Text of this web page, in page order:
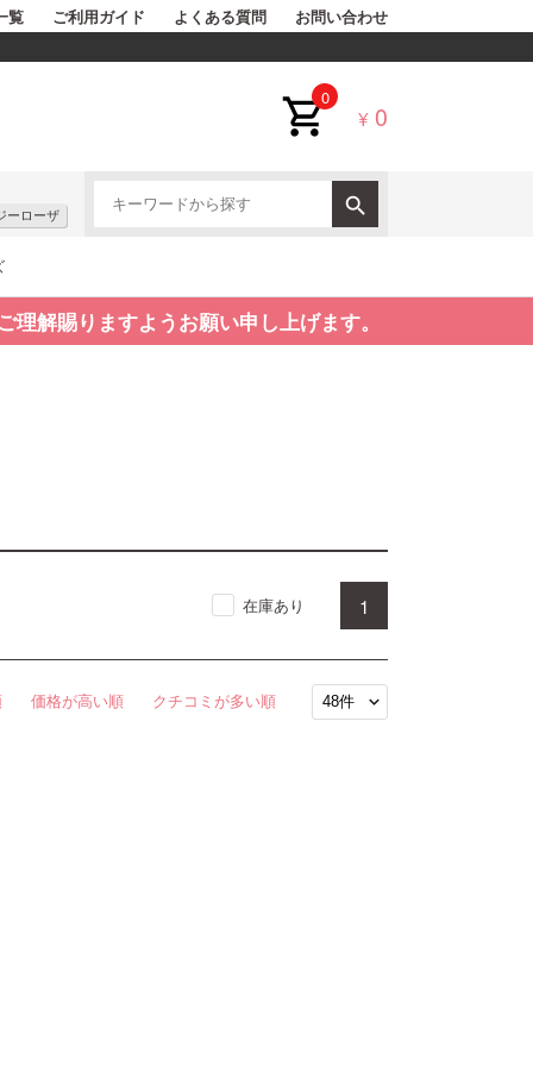
覧 ご利用ガイド よくある質問 お問い合わせ
0
¥ 0
ーローザ
解賜りますようお願い申し上げます。
1
在庫あり
価格が高い順 クチコミが多い順